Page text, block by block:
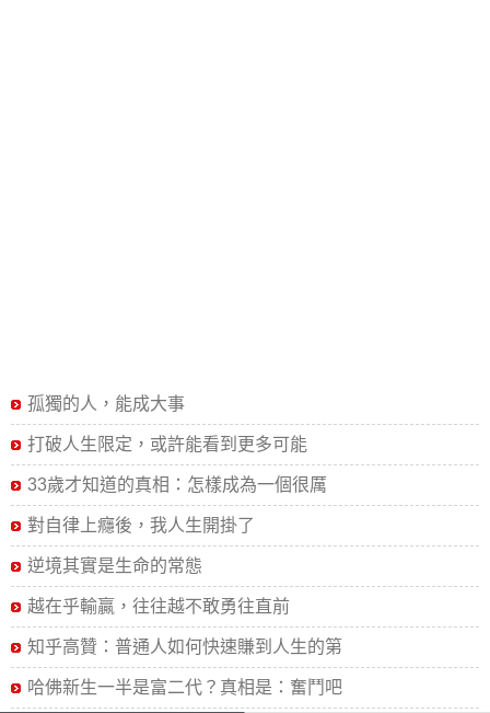
孤獨的人，能成大事
打破人生限定，或許能看到更多可能
33歲才知道的真相：怎樣成為一個很厲
對自律上癮後，我人生開掛了
逆境其實是生命的常態
越在乎輸贏，往往越不敢勇往直前
知乎高贊：普通人如何快速賺到人生的第
哈佛新生一半是富二代？真相是：奮鬥吧